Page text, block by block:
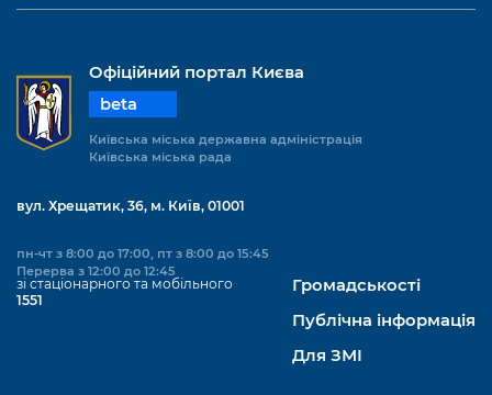
Офіційний портал Києва
beta
Київська міська державна адміністрація
Київська міська рада
вул. Хрещатик, 36, м. Київ, 01001
пн-чт з 8:00 до 17:00, пт з 8:00 до 15:45
Перерва з 12:00 до 12:45
зі стаціонарного та мобільного
1551
Громадськості
Публічна інформація
Для ЗМІ